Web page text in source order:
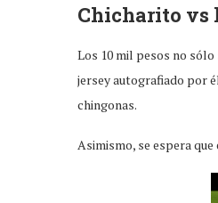
Chicharito vs
Los 10 mil pesos no
jersey autografiado por
chingonas.
Asimismo, se espera